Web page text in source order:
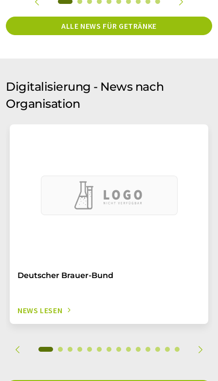
ALLE NEWS FÜR GETRÄNKE
Digitalisierung - News nach
Organisation
Deutscher Brauer-Bund
NEWS LESEN